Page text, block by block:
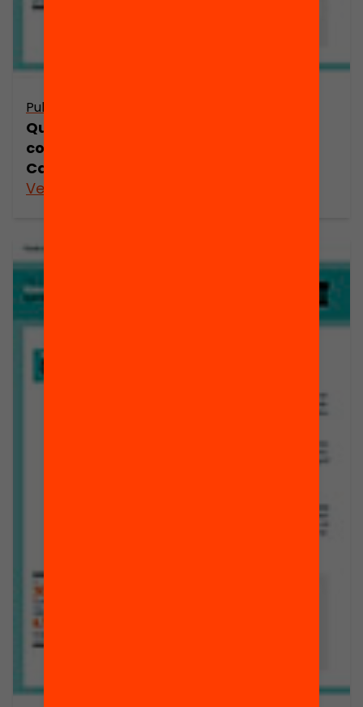
Publicació
Quina és la realitat de l’escola
comprensiva i integradora a
Catalunya?
Veure’n més